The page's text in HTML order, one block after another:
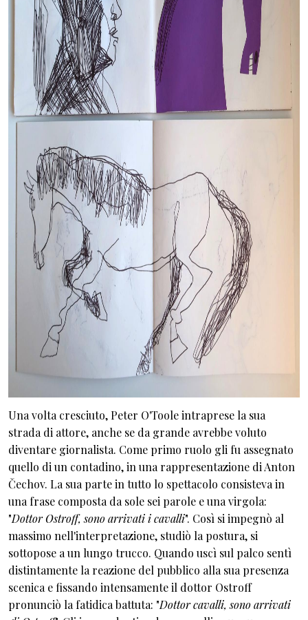
Una volta cresciuto, Peter O'Toole intraprese la sua
strada di attore, anche se da grande avrebbe voluto
diventare giornalista. Come primo ruolo gli fu assegnato
quello di un contadino, in una rappresentazione di Anton
Čechov. La sua parte in tutto lo spettacolo consisteva in
una frase composta da sole sei parole e una virgola:
"Dottor Ostroff, sono arrivati i cavalli". Così si impegnò al
massimo nell'interpretazione, studiò la postura, si
sottopose a un lungo trucco. Quando uscì sul palco sentì
distintamente la reazione del pubblico alla sua presenza
scenica e fissando intensamente il dottor Ostroff
pronunciò la fatidica battuta: "Dottor cavalli, sono arrivati